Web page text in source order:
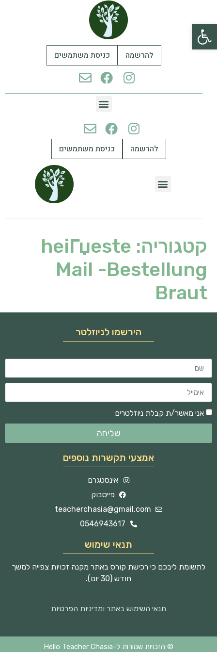
פתח סרגל נגישות
להרשמה כניסת משתמשים
להרשמה כניסת משתמשים
קטגוריה: heiГџeste
Mail -Bestellung
Braut
הירשמו לניוזלטר
אני מאשר/ת קבלת ניוזלטרים
שליחה
אמצעי תקשרות נוספים
אינסטגרם
פייסבוק
teacherchasia@gmail.com
0546943617
תנאי שימוש
לתשומת ליבכם כי רכישת קורס באתר מקנה זכויות צפייה למשך
חודש (30 יום).
תנאי השימוש באתר ומדיניות הפרטיות
© הזכויות שמורות ל-Hello Teacher Chasia